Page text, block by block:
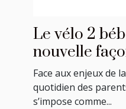
Le vélo 2
nouvelle
mobilité en
Face aux enjeux de
quotidien des
s’impose comme...